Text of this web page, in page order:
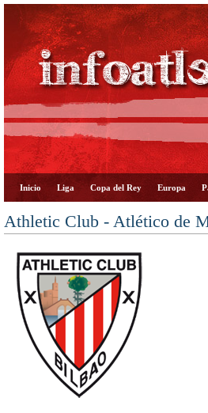
Inicio Liga Copa del Rey Europa
Athletic Club - Atlético de